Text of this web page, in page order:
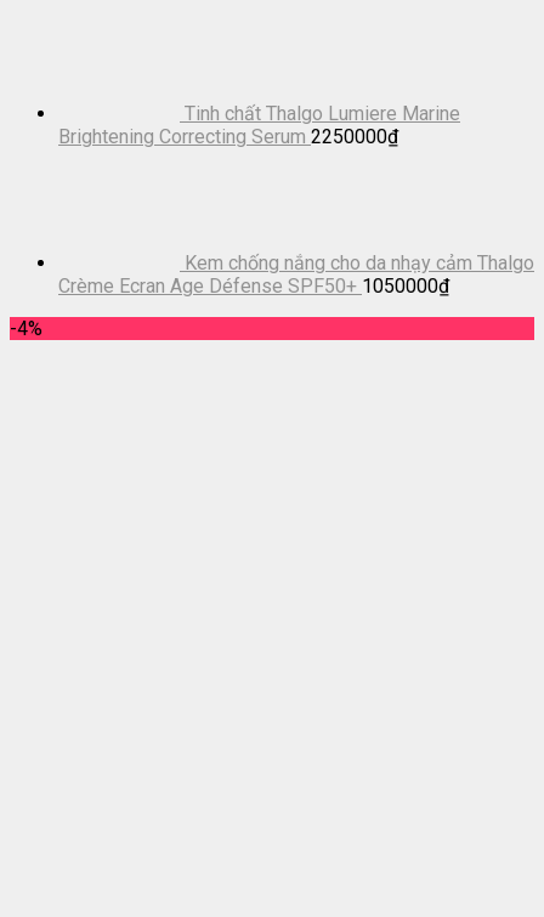
Tinh chất Thalgo Lumiere Marine
Brightening Correcting Serum 2250000₫
Kem chống nắng cho da nhạy cảm Thalgo
Crème Ecran Age Défense SPF50+ 1050000₫
-4%